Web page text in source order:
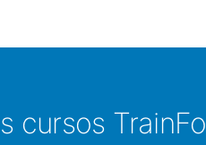
cursos